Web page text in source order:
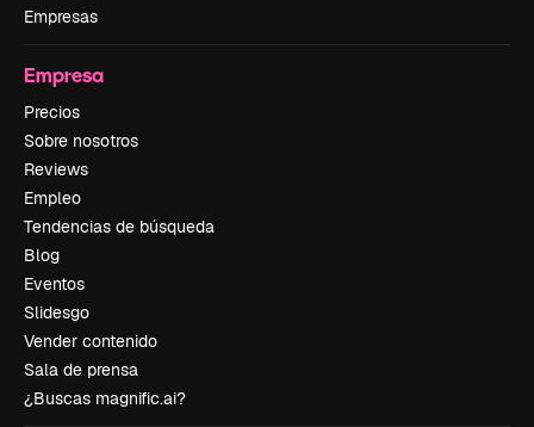
Empresas
Empresa
Precios
Sobre nosotros
Reviews
Empleo
Tendencias de búsqueda
Blog
Eventos
Slidesgo
Vender contenido
Sala de prensa
¿Buscas magnific.ai?